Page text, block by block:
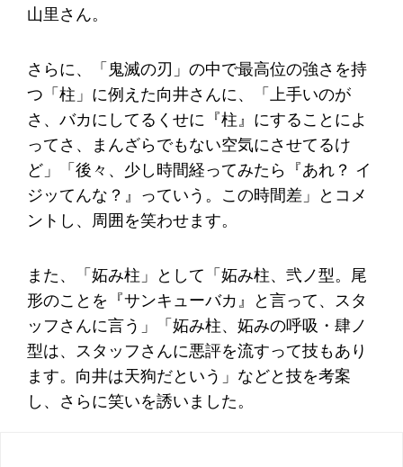
山里さん。
さらに、「鬼滅の刃」の中で最高位の強さを持
つ「柱」に例えた向井さんに、「上手いのが
さ、バカにしてるくせに『柱』にすることによ
ってさ、まんざらでもない空気にさせてるけ
ど」「後々、少し時間経ってみたら『あれ？ イ
ジッてんな？』っていう。この時間差」とコメ
ントし、周囲を笑わせます。
また、「妬み柱」として「妬み柱、弐ノ型。尾
形のことを『サンキューバカ』と言って、スタ
ッフさんに言う」「妬み柱、妬みの呼吸・肆ノ
型は、スタッフさんに悪評を流すって技もあり
ます。向井は天狗だという」などと技を考案
し、さらに笑いを誘いました。